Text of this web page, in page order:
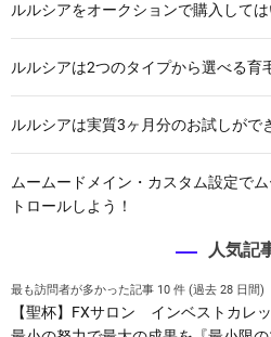
ルルシアをオークションで購入して
ルルシアは2つのタイプから選べる育
ルルシアは実質3ヶ月分のお試しがで
ムームードメイン・カスタム設定で
トロールしよう！
人気記
最も訪問者が多かった記事 10 件 (過去 28 日間)
【聖杯】FXサロン インベストカレッ